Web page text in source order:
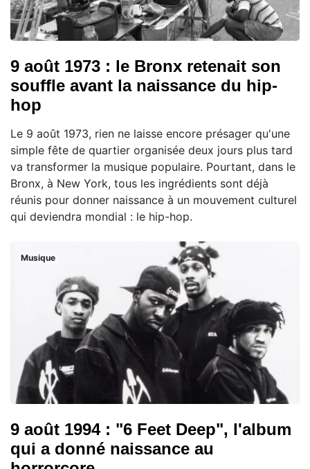
9 août 1973 : le Bronx retenait son
souffle avant la naissance du hip-
hop
Le 9 août 1973, rien ne laisse encore présager qu'une
simple fête de quartier organisée deux jours plus tard
va transformer la musique populaire. Pourtant, dans le
Bronx, à New York, tous les ingrédients sont déjà
réunis pour donner naissance à un mouvement culturel
qui deviendra mondial : le hip-hop.
Musique
9 août 1994 : "6 Feet Deep", l'album
qui a donné naissance au